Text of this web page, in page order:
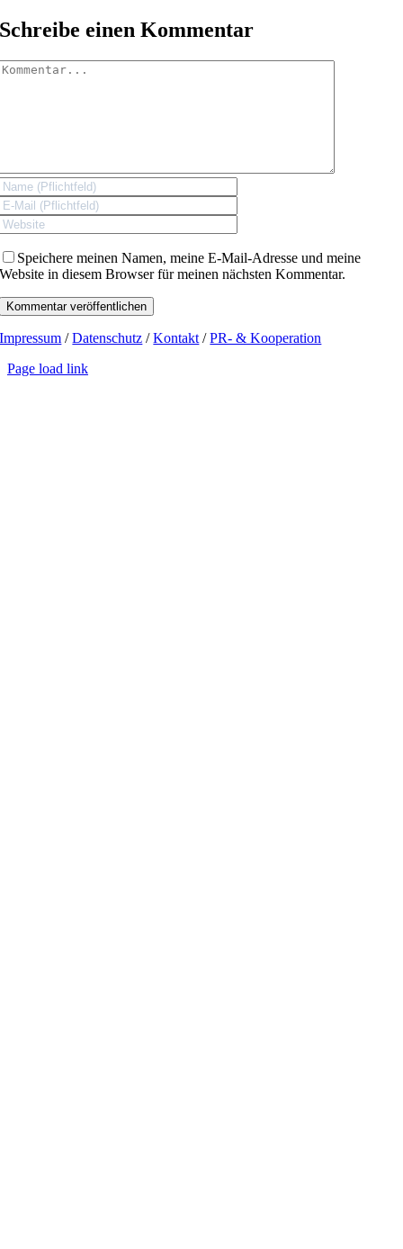
Schreibe einen Kommentar
Speichere meinen Namen, meine E-Mail-Adresse und meine
Website in diesem Browser für meinen nächsten Kommentar.
Impressum /Datenschutz /Kontakt /PR- & Kooperation
Page load link